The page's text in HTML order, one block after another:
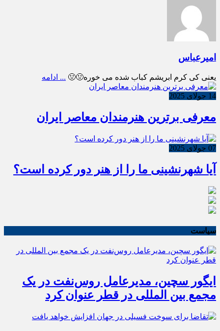
امیرعباس
یعنی کی کرم ابریشم کباب شده می خوره🤢🤢 ... ادامه
14 جولای 2025
معرفی برترین هنرمندان معاصر ایران
07 جولای 2025
آیا شهرنشینی ما را از هنر دور کرده است؟
سیاست
ایگور سچین، مدیرعامل روس‌نفت در یک
مجمع بین المللی در قطر عنوان کرد